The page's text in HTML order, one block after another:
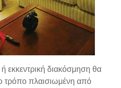
εκκεντρική διακόσμηση θα
τρόπο πλαισιωμένη από